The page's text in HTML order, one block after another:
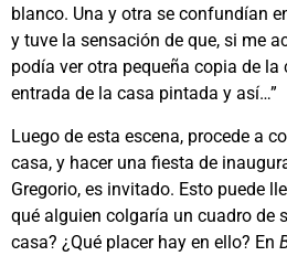
blanco. Una y otra se confundían
y tuve la sensación de que, si me
podía ver otra pequeña copia de la
entrada de la casa pintada y así…”
Luego de esta escena, procede a
casa, y hacer una fiesta de
Gregorio, es invitado. Esto puede
qué alguien colgaría un cuadro de
casa? ¿Qué placer hay en ello? En